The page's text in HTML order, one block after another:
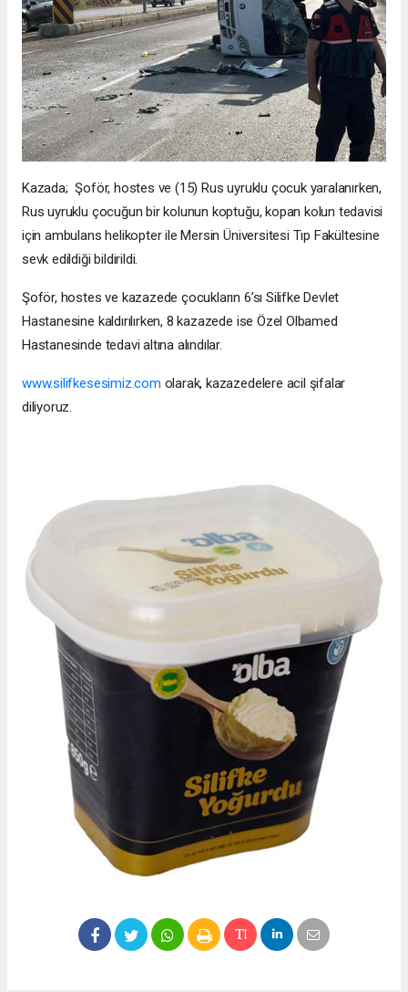
Kazada; Şoför, hostes ve (15) Rus uyruklu çocuk yaralanırken,
Rus uyruklu çocuğun bir kolunun koptuğu, kopan kolun tedavisi
için ambulans helikopter ile Mersin Üniversitesi Tıp Fakültesine
sevk edildiği bildirildi.
Şoför, hostes ve kazazede çocukların 6’sı Silifke Devlet
Hastanesine kaldırılırken, 8 kazazede ise Özel Olbamed
Hastanesinde tedavi altına alındılar.
www.silifkesesimiz.com olarak, kazazedelere acil şifalar
diliyoruz.